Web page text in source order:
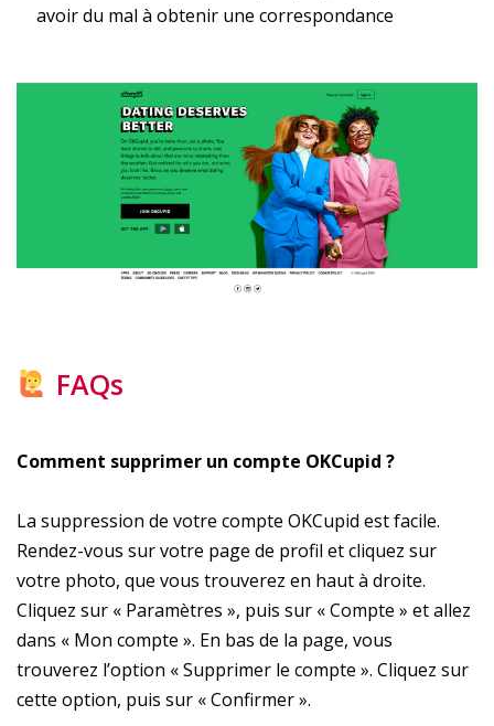
avoir du mal à obtenir une correspondance
FAQs
Comment supprimer un compte OKCupid ?
La suppression de votre compte OKCupid est facile.
Rendez-vous sur votre page de profil et cliquez sur
votre photo, que vous trouverez en haut à droite.
Cliquez sur « Paramètres », puis sur « Compte » et allez
dans « Mon compte ». En bas de la page, vous
trouverez l’option « Supprimer le compte ». Cliquez sur
cette option, puis sur « Confirmer ».